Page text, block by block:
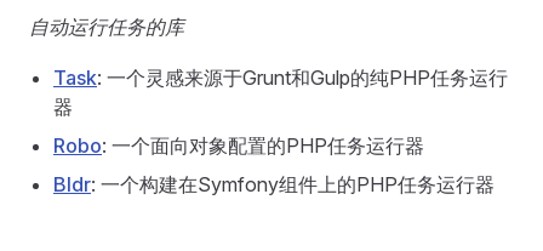
自动运行任务的库
Task: 一个灵感来源于Grunt和Gulp的纯PHP任务运行
器
Robo: 一个面向对象配置的PHP任务运行器
Bldr: 一个构建在Symfony组件上的PHP任务运行器